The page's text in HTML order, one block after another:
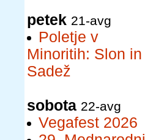
petek 21-avg
Poletje v
Minoritih: Slon in
Sadež
sobota 22-avg
Vegafest 2026